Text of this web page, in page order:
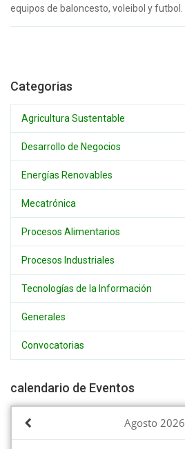
equipos de baloncesto, voleibol y futbol.
Categorias
Agricultura Sustentable
Desarrollo de Negocios
Energías Renovables
Mecatrónica
Procesos Alimentarios
Procesos Industriales
Tecnologías de la Información
Generales
Convocatorias
calendario de Eventos
Agosto 2026